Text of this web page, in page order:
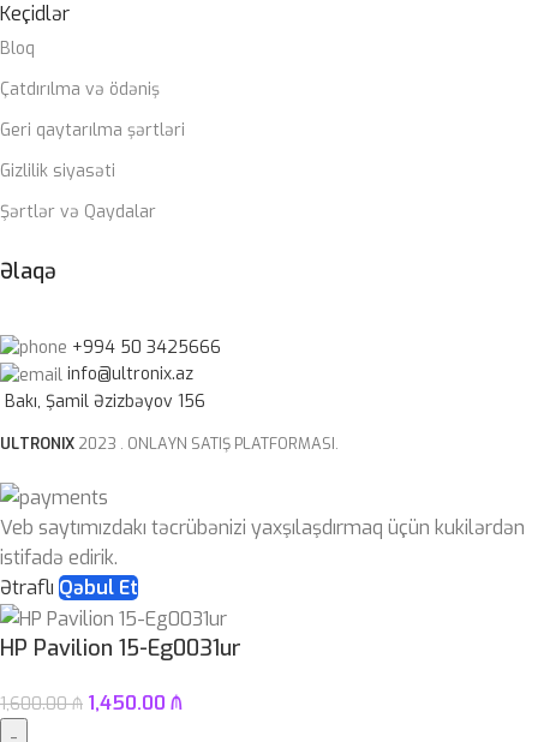
Keçidlər
Bloq
Çatdırılma və ödəniş
Geri qaytarılma şərtləri
Gizlilik siyasəti
Şərtlər və Qaydalar
Əlaqə
+994 50 3425666
info@ultronix.az
Bakı, Şamil Əzizbəyov 156
ULTRONIX 2023 . ONLAYN SATIŞ PLATFORMASI.
Veb saytımızdakı təcrübənizi yaxşılaşdırmaq üçün kukilərdən
istifadə edirik.
Ətraflı Qəbul Et
HP Pavilion 15-Eg0031ur
1,600.00₼ 1,450.00 ₼